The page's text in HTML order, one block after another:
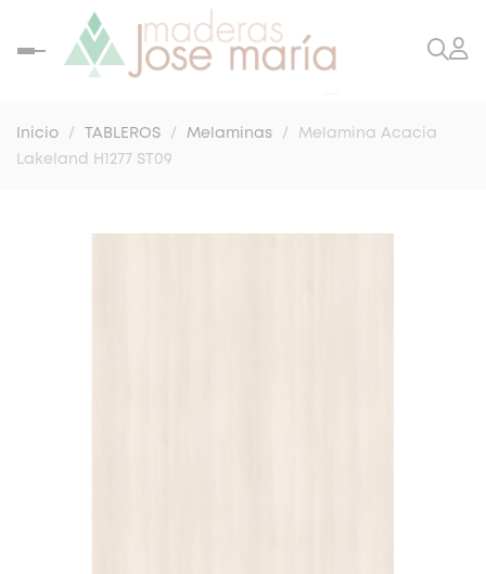
Navegación
Inicio TABLEROS Melaminas
Melamina Acacia
Lakeland H1277 ST09